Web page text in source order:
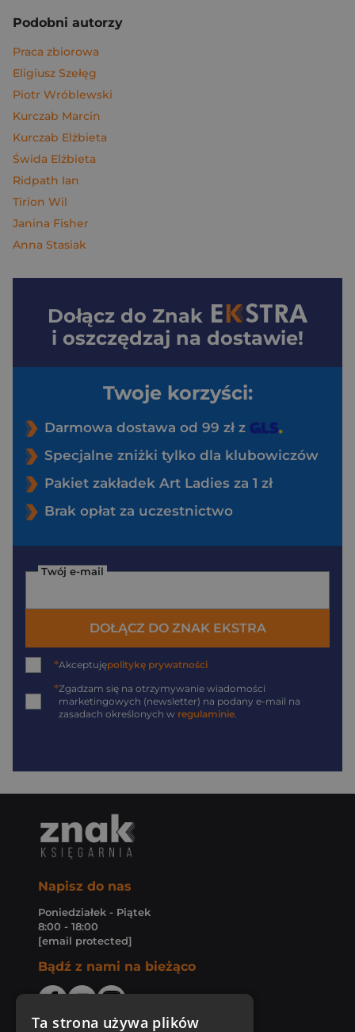
Podobni autorzy
Praca zbiorowa
Eligiusz Szełęg
Piotr Wróblewski
Kurczab Marcin
Kurczab Elżbieta
Świda Elżbieta
Ridpath Ian
Tirion Wil
Janina Fisher
Anna Stasiak
Dołącz do Znak
i oszczędzaj na dostawie!
Twoje korzyści:
Darmowa dostawa od 99 zł z
Specjalne zniżki tylko dla klubowiczów
Pakiet zakładek Art Ladies za 1 zł
Brak opłat za uczestnictwo
Twój e-mail
DOŁĄCZ DO ZNAK EKSTRA
*Akceptujępolitykę prywatności
*Zgadzam się na otrzymywanie wiadomości
marketingowych (newsletter) na podany e-mail na
zasadach określonych w regulaminie.
Napisz do nas
Poniedziałek - Piątek
8:00 - 18:00
[email protected]
Bądź z nami na bieżąco
Ta strona używa plików